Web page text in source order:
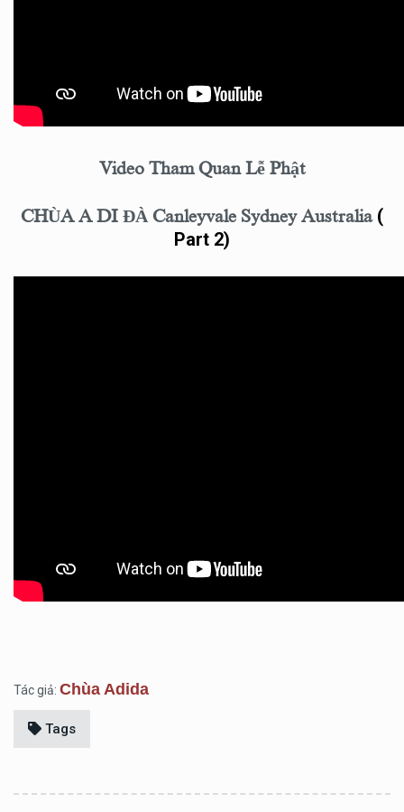
Video Tham Quan Lễ Phật
CHÙA A DI ĐÀ Canleyvale Sydney Australia (
Part 2)
Tác giả: Chùa Adida
Tags